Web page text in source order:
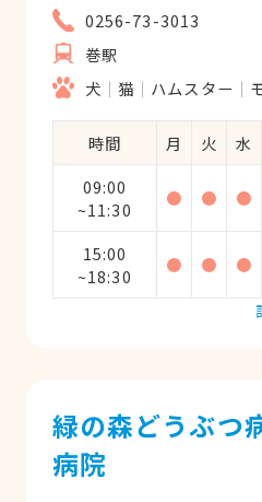
0256-73-3013
巻駅
犬
猫 ハムスター
時間 月 火 水
09:00
~11:30
● ● ●
15:00
~18:30
● ● ●
緑の森どうぶ
病院